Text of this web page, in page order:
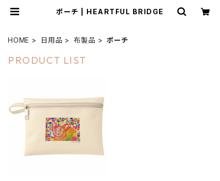
ポーチ | HEARTFUL BRIDGE
HOME 日用品 布製品 ポーチ
PRODUCT LIST